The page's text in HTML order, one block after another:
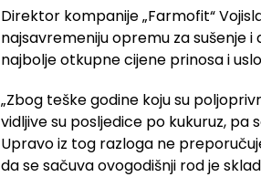
Direktor kompanije „Farmofit“
najsavremeniju opremu za sušenje
najbolje otkupne cijene prinosa i
„Zbog teške godine koju su
vidljive su posljedice po kukuruz, pa
Upravo iz tog razloga ne
da se sačuva ovogodišnji rod je